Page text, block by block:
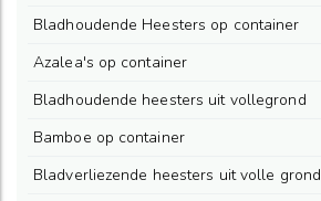
Bladhoudende Heesters op container
Azalea's op container
Bladhoudende heesters uit vollegrond
Bamboe op container
Bladverliezende heesters uit volle grond